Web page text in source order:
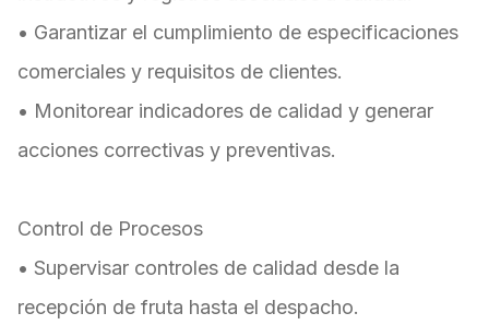
• Garantizar el cumplimiento de especificaciones
comerciales y requisitos de clientes.
• Monitorear indicadores de calidad y generar
acciones correctivas y preventivas.
Control de Procesos
• Supervisar controles de calidad desde la
recepción de fruta hasta el despacho.